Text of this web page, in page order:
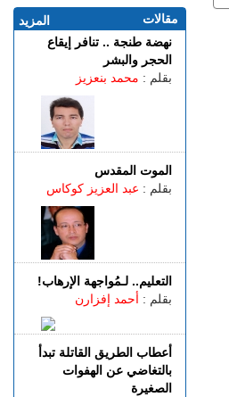
المزيد
مقالات
نهضة طنجة .. تنافر إيقاع
الحجر والبشر
بقلم : محمد بنعزيز
الموت المقدس
بقلم : عبد العزيز كوكاس
التعليم.. لـمُواجهة الإرهاب!
بقلم : أحمد إفزارن
أعطاب الطريق القاتلة تبدأ
بالتغاضي عن الهفوات
الصغيرة